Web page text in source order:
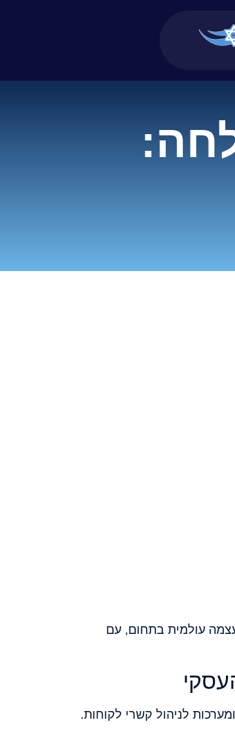
עולמית בתחום, עם
ראשית, חשוב להשקיע בבניית תשתית טכנולוגית חזקה לאיסוף וניתוח מידע. זה כולל כלים לכריית מידע, ניתוח Big Data ומערכות לניהול קשרי לקוחות.